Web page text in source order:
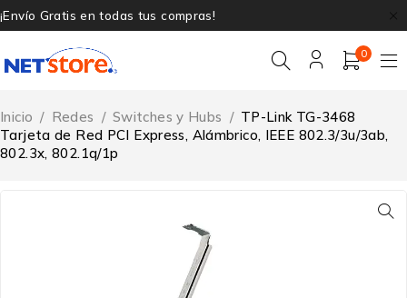
¡Envío Gratis en todas tus compras!
0
Inicio / Redes / Switches y Hubs / TP-Link TG-3468
Tarjeta de Red PCI Express, Alámbrico, IEEE 802.3/3u/3ab,
802.3x, 802.1q/1p